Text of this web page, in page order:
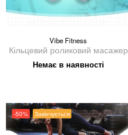
Vibe Fitness
Кільцевий роликовий масажер
Немає в наявності
-50% Закінчується